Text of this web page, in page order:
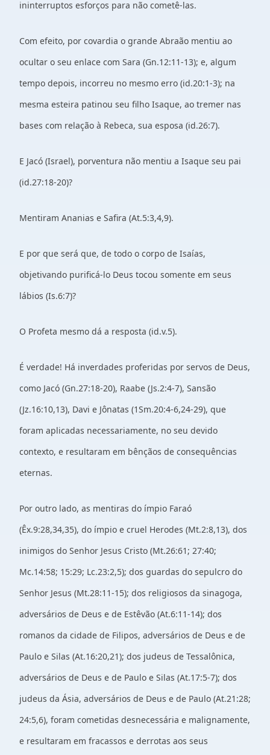
ininterruptos esforços para não cometê-las.
Com efeito, por covardia o grande Abraão mentiu ao
ocultar o seu enlace com Sara (Gn.12:11-13); e, algum
tempo depois, incorreu no mesmo erro (id.20:1-3); na
mesma esteira patinou seu filho Isaque, ao tremer nas
bases com relação à Rebeca, sua esposa (id.26:7).
E Jacó (Israel), porventura não mentiu a Isaque seu pai
(id.27:18-20)?
Mentiram Ananias e Safira (At.5:3,4,9).
E por que será que, de todo o corpo de Isaías,
objetivando purificá-lo Deus tocou somente em seus
lábios (Is.6:7)?
O Profeta mesmo dá a resposta (id.v.5).
É verdade! Há inverdades proferidas por servos de Deus,
como Jacó (Gn.27:18-20), Raabe (Js.2:4-7), Sansão
(Jz.16:10,13), Davi e Jônatas (1Sm.20:4-6,24-29), que
foram aplicadas necessariamente, no seu devido
contexto, e resultaram em bênçãos de consequências
eternas.
Por outro lado, as mentiras do ímpio Faraó
(Êx.9:28,34,35), do ímpio e cruel Herodes (Mt.2:8,13), dos
inimigos do Senhor Jesus Cristo (Mt.26:61; 27:40;
Mc.14:58; 15:29; Lc.23:2,5); dos guardas do sepulcro do
Senhor Jesus (Mt.28:11-15); dos religiosos da sinagoga,
adversários de Deus e de Estêvão (At.6:11-14); dos
romanos da cidade de Filipos, adversários de Deus e de
Paulo e Silas (At.16:20,21); dos judeus de Tessalônica,
adversários de Deus e de Paulo e Silas (At.17:5-7); dos
judeus da Ásia, adversários de Deus e de Paulo (At.21:28;
24:5,6), foram cometidas desnecessária e malignamente,
e resultaram em fracassos e derrotas aos seus